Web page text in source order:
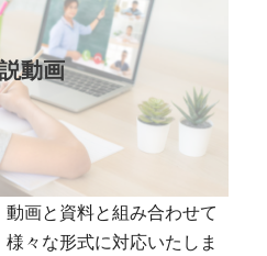
動画
画と資料と組み合わせて
々な形式に対応いたしま